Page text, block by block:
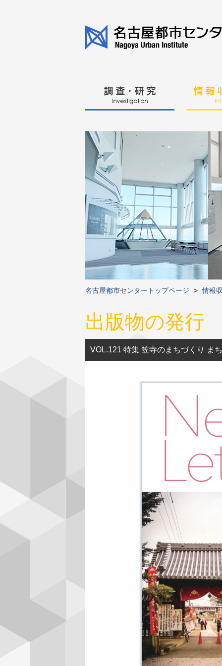
名古屋都市センタートップページ > 情報
出版物の発行
VOL.121 特集 笠寺のまちづくり ま